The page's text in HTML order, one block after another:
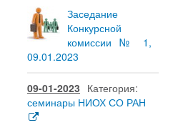
Заседание
Конкурсной
комиссии № 1,
09.01.2023
09-01-2023 Категория:
семинары НИОХ СО РАН